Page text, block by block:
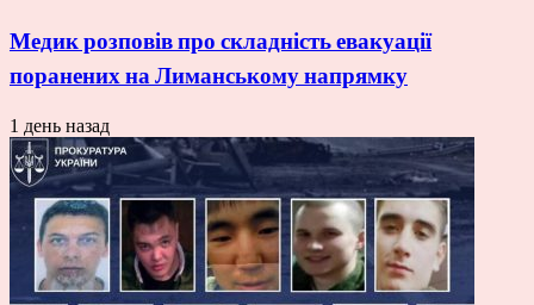
Медик розповів про складність евакуації
поранених на Лиманському напрямку
1 день назад